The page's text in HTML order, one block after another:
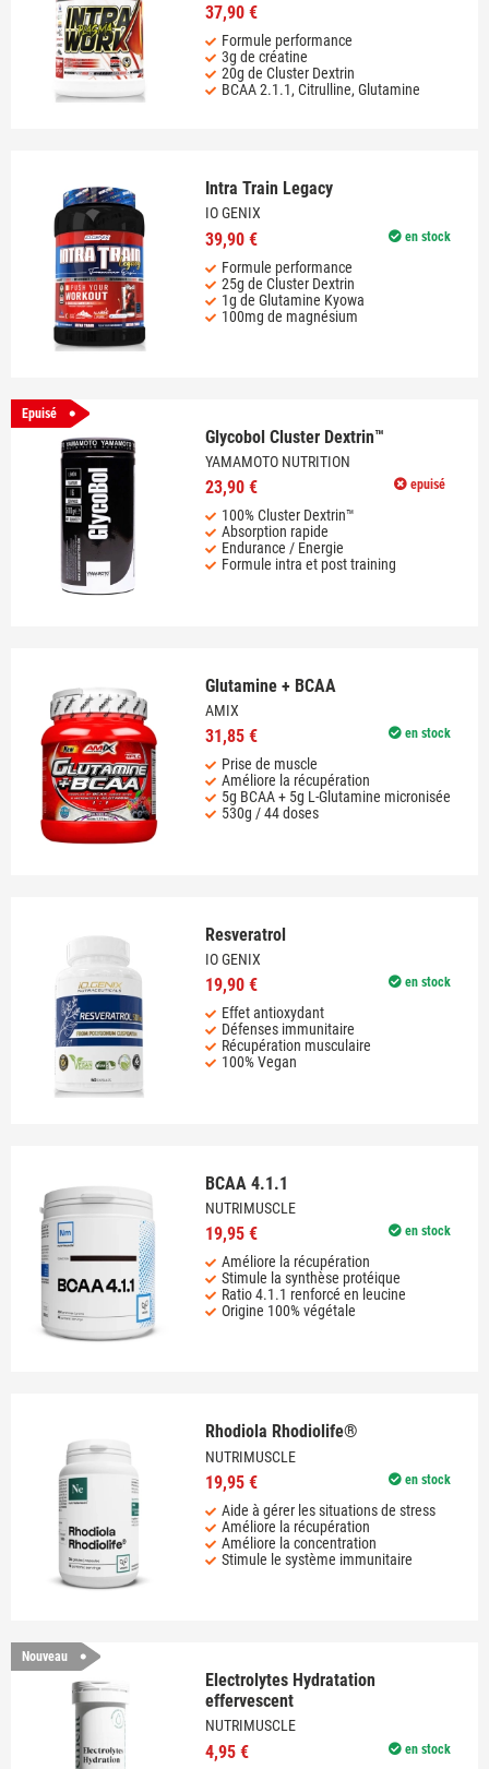
37,90 €
Formule performance
3g de créatine
20g de Cluster Dextrin
BCAA 2.1.1, Citrulline, Glutamine
Intra Train Legacy
IO GENIX
en stock
39,90 €
Formule performance
25g de Cluster Dextrin
1g de Glutamine Kyowa
100mg de magnésium
Epuisé
Glycobol Cluster Dextrin™
YAMAMOTO NUTRITION
epuisé
23,90 €
100% Cluster Dextrin™
Absorption rapide
Endurance / Energie
Formule intra et post training
Glutamine + BCAA
AMIX
en stock
31,85 €
Prise de muscle
Améliore la récupération
5g BCAA + 5g L-Glutamine micronisée
530g / 44 doses
Resveratrol
IO GENIX
en stock
19,90 €
Effet antioxydant
Défenses immunitaire
Récupération musculaire
100% Vegan
BCAA 4.1.1
NUTRIMUSCLE
en stock
19,95 €
Améliore la récupération
Stimule la synthèse protéique
Ratio 4.1.1 renforcé en leucine
Origine 100% végétale
Rhodiola Rhodiolife®
NUTRIMUSCLE
en stock
19,95 €
Aide à gérer les situations de stress
Améliore la récupération
Améliore la concentration
Stimule le système immunitaire
Nouveau
Electrolytes Hydratation
effervescent
NUTRIMUSCLE
en stock
4,95 €